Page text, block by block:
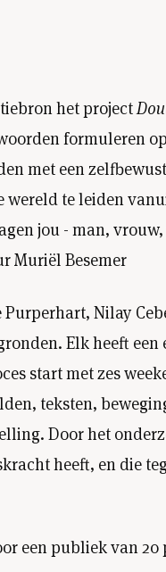
het project
formuleren
met een
te leiden
jou - man, vrouw,
Muriël Besemer
Purperhart, Nilay
Elk heeft een
start met zes
teksten,
Door het
heeft, en die
een publiek van 20